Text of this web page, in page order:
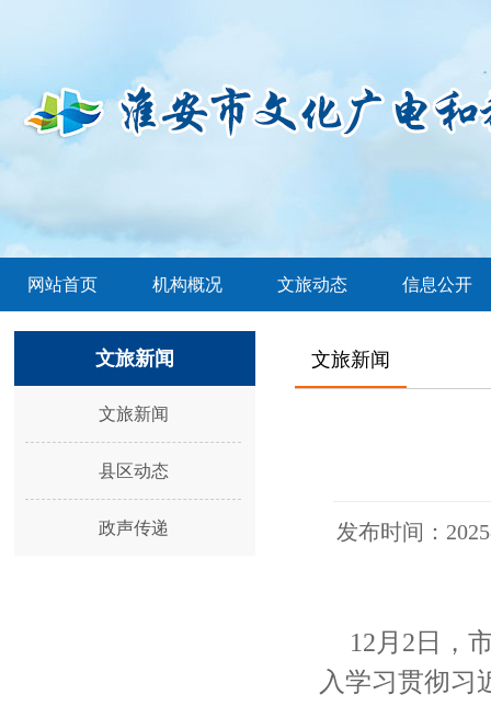
网站首页 机构概况 文旅动态 信息公开
文旅新闻
文旅新闻
县区动态
政声传递
文旅新闻
发布时间：
12月2日，
入学习贯彻习